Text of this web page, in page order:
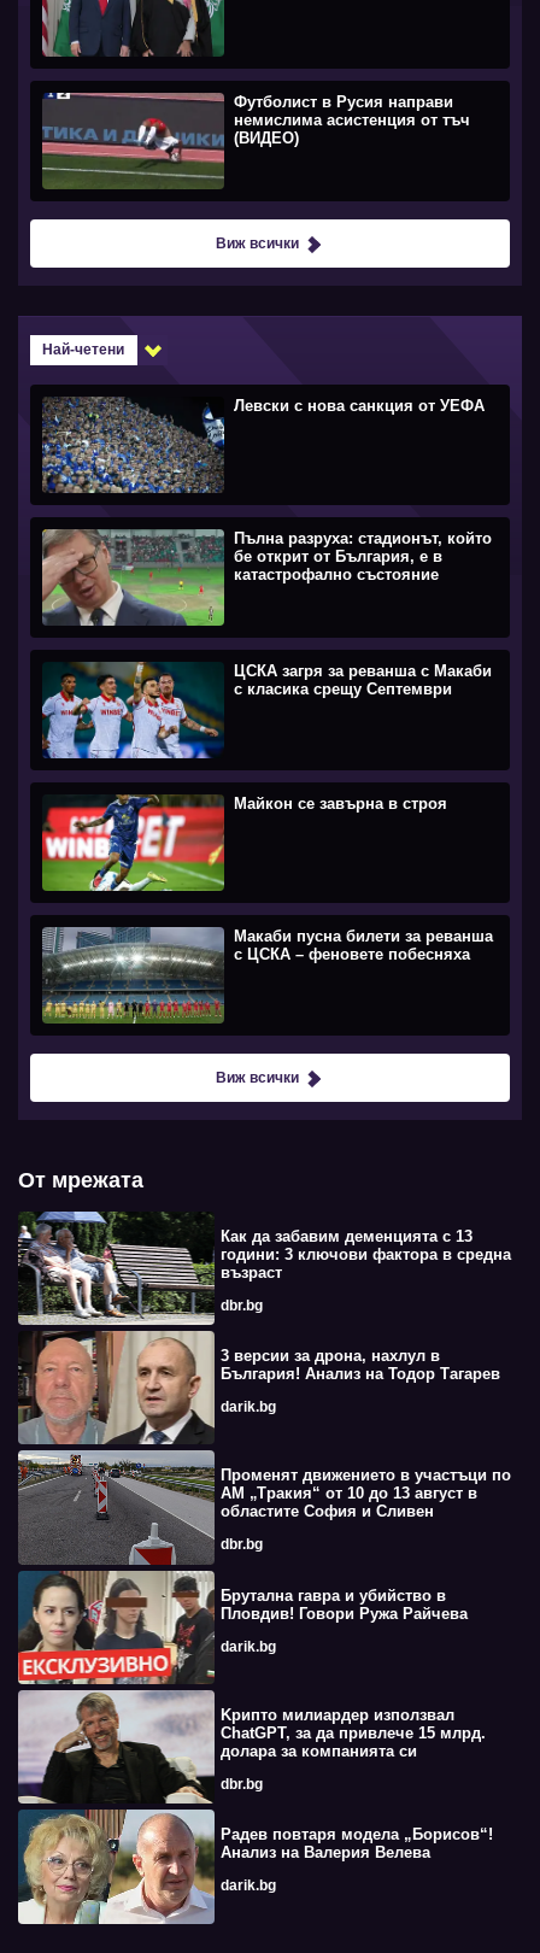
Футболист в Русия направи
немислима асистенция от тъч
(ВИДЕО)
Виж всички
Най-четени
Левски с нова санкция от УЕФА
Пълна разруха: стадионът, който
бе открит от България, е в
катастрофално състояние
ЦСКА загря за реванша с Макаби
с класика срещу Септември
Майкон се завърна в строя
Макаби пусна билети за реванша
с ЦСКА – феновете побесняха
Виж всички
От мрежата
Как да забавим деменцията с 13
години: 3 ключови фактора в средна
възраст
dbr.bg
3 версии за дрона, нахлул в
България! Анализ на Тодор Тагарев
darik.bg
Променят движението в участъци по
АМ „Тракия“ от 10 до 13 август в
областите София и Сливен
dbr.bg
Брутална гавра и убийство в
Пловдив! Говори Ружа Райчева
darik.bg
Kрипто милиардер използвал
ChatGPT, за да привлече 15 млрд.
долара за компанията си
dbr.bg
Радев повтаря модела „Борисов“!
Анализ на Валерия Велева
darik.bg